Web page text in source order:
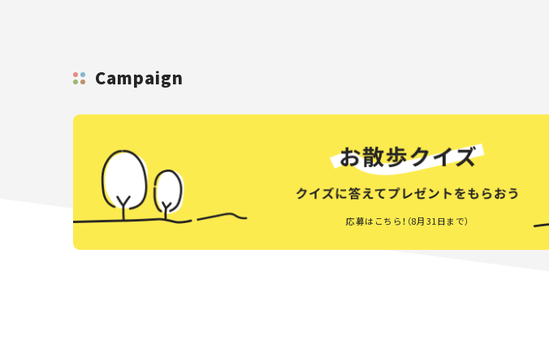
Campaign
応募はこちら！（8月31日まで）